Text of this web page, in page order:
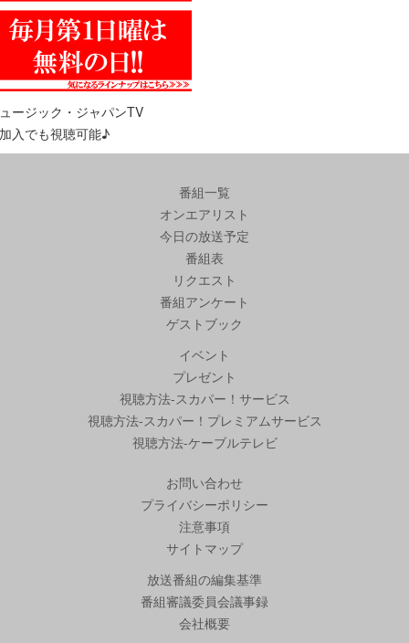
ージック・ジャパンTV
入でも視聴可能♪
番組一覧
オンエアリスト
今日の放送予定
番組表
リクエスト
番組アンケート
ゲストブック
イベント
プレゼント
視聴方法-スカパー！サービス
視聴方法-スカパー！プレミアムサービス
視聴方法-ケーブルテレビ
お問い合わせ
プライバシーポリシー
注意事項
サイトマップ
放送番組の編集基準
番組審議委員会議事録
会社概要